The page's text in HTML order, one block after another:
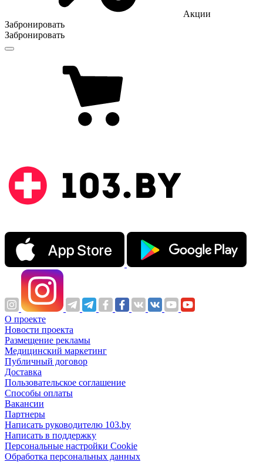
Акции
Забронировать
Забронировать
О проекте
Новости проекта
Размещение рекламы
Медицинский маркетинг
Публичный договор
Доставка
Пользовательское соглашение
Способы оплаты
Вакансии
Партнеры
Написать руководителю 103.by
Написать в поддержку
Персональные настройки Cookie
Обработка персональных данных